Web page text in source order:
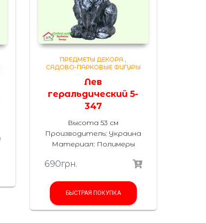
ПРЕДМЕТЫ ДЕКОРА ,
САДОВО-ПАРКОВЫЕ ФИГУРЫ
Лев
геральдический 5-
347
Высота 53 см
Производитель: Украина
Материал: Полимеры
690грн.
БЫСТРАЯ ПОКУПКА